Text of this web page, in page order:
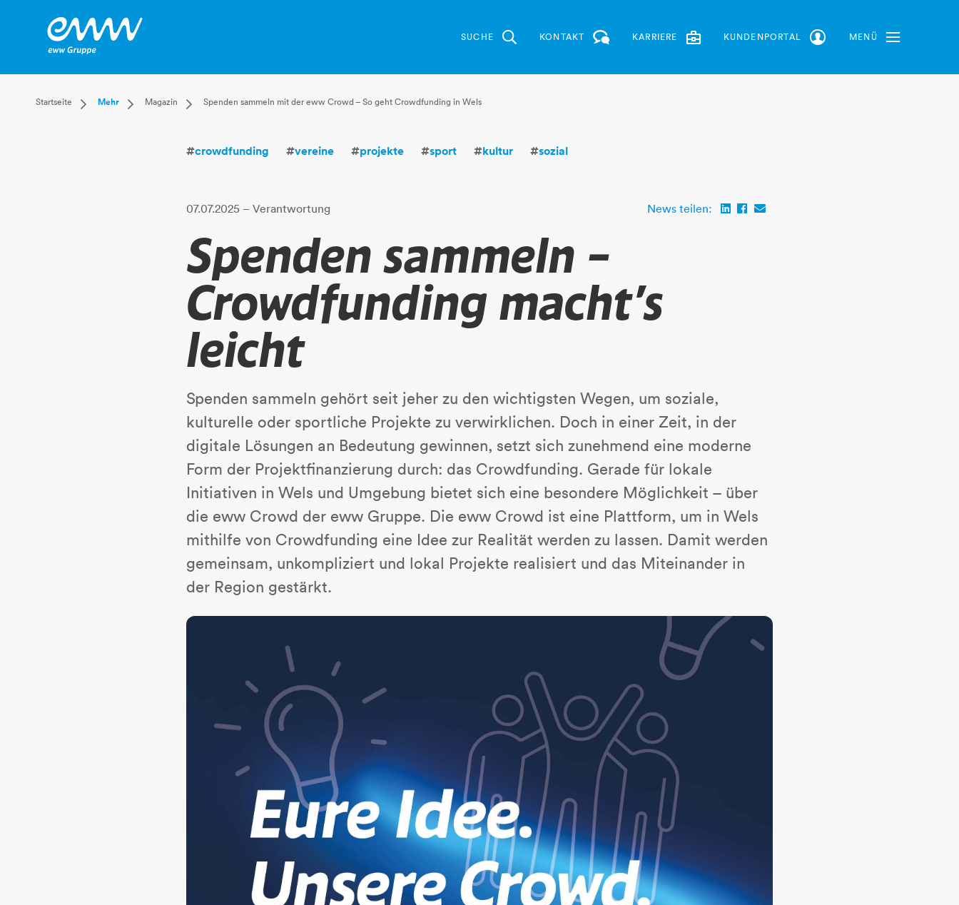
SUCHE KONTAKT KARRIERE KUNDENPORTAL MENÜ
Toggle Navbar
Startseite
Dropdown Startseite
Mehr
Dropdown Mehr
Magazin
Dropdown Magazin
Technik
Spenden sammeln mit der eww Crowd – So geht Crowdfunding in Wels
#crowdfunding #vereine #projekte #sport #kultur #sozial
07.07.2025 – Verantwortung News teilen:
Spenden sammeln –
Crowdfunding macht’s
leicht
Spenden sammeln gehört seit jeher zu den wichtigsten Wegen, um soziale,
kulturelle oder sportliche Projekte zu verwirklichen. Doch in einer Zeit, in der
digitale Lösungen an Bedeutung gewinnen, setzt sich zunehmend eine moderne
Form der Projektfinanzierung durch: das Crowdfunding. Gerade für lokale
Initiativen in Wels und Umgebung bietet sich eine besondere Möglichkeit – über
die eww Crowd der eww Gruppe. Die eww Crowd ist eine Plattform, um in Wels
mithilfe von Crowdfunding eine Idee zur Realität werden zu lassen. Damit werden
gemeinsam, unkompliziert und lokal Projekte realisiert und das Miteinander in
der Region gestärkt.